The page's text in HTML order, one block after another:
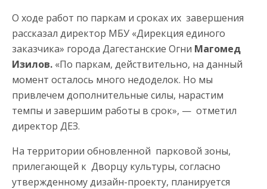
О ходе работ по паркам и сроках их завершения
рассказал директор МБУ «Дирекция единого
заказчика» города Дагестанские Огни Магомед
Изилов. «По паркам, действительно, на данный
момент осталось много недоделок. Но мы
привлечем дополнительные силы, нарастим
темпы и завершим работы в срок», — отметил
директор ДЕЗ.
На территории обновленной парковой зоны,
прилегающей к Дворцу культуры, согласно
утвержденному дизайн-проекту, планируется